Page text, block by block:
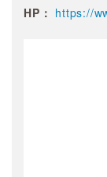
HP： https://